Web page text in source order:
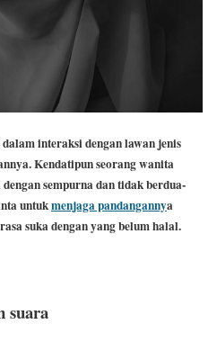
interaksi dengan lawan jenis
Kendatipun seorang wanita
sempurna dan tidak berdua-
untukmenjaga pandangannya
suka dengan yang belum halal.
suara